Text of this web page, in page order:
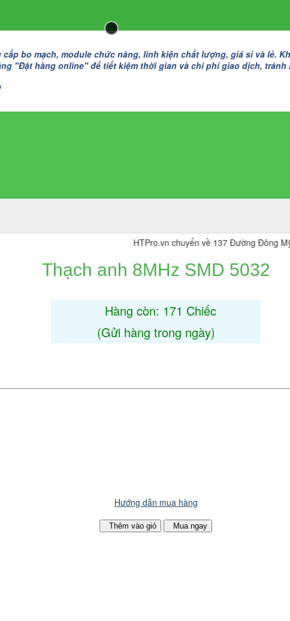
bo mạch, module chức năng, linh kiện chất lượng, giá sỉ và lẻ.
"Đặt hàng online" để tiết kiệm thời gian và chi phí giao dịch, tránh
HTPro.vn chuyển về 137 Đường Đông Mỹ - Vạn
Thạch anh 8MHz SMD 5032
Hàng còn: 171 Chiếc
(Gửi hàng trong ngày)
Hướng dẫn mua hàng
Thêm vào giỏ Mua ngay